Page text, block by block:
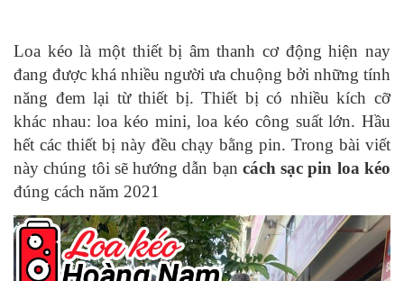
Loa kéo là một thiết bị âm thanh cơ động hiện nay
đang được khá nhiều người ưa chuộng bởi những tính
năng đem lại từ thiết bị. Thiết bị có nhiều kích cỡ
khác nhau: loa kéo mini, loa kéo công suất lớn. Hầu
hết các thiết bị này đều chạy bằng pin. Trong bài viết
này chúng tôi sẽ hướng dẫn bạn cách sạc pin loa kéo
đúng cách năm 2021